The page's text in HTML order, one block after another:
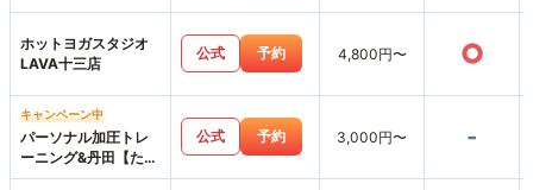
ホットヨガスタジオ
LAVA十三店
公式 予約 4,800円〜 ○
キャンペーン中
パーソナル加圧トレ
ーニング&丹田【たん
でん】波動整体スタ
公式 予約 3,000円〜 -